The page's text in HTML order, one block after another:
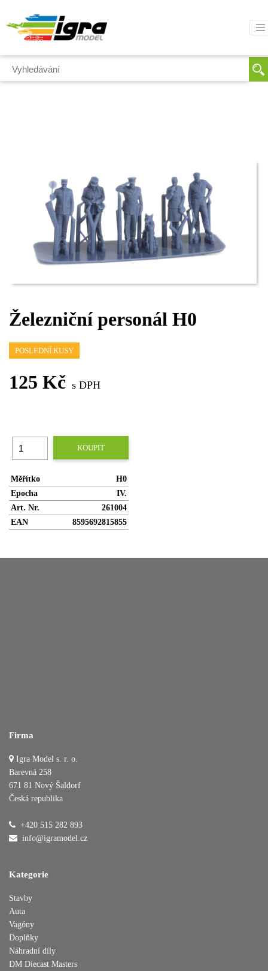
Železniční personál H0
POSLEDNÍ KUSY
125 Kč s DPH
KOUPIT
Měřítko
H0
Epocha
IV.
Art. Nr.
261004
EAN
8595692815855
Firma
Igra Model s. r. o.
Barevná 258
671 81 Nový Šaldorf
Česká republika
+420 515 282 893
info@igramodel.cz
Kategorie
Stavby
Auta
Vagóny
Doplňky
Náhradní díly
DM Diecast Masters
Pokračovat v nákupu